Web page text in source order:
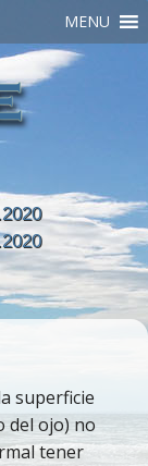
MENU
superficie
del ojo) no
tener